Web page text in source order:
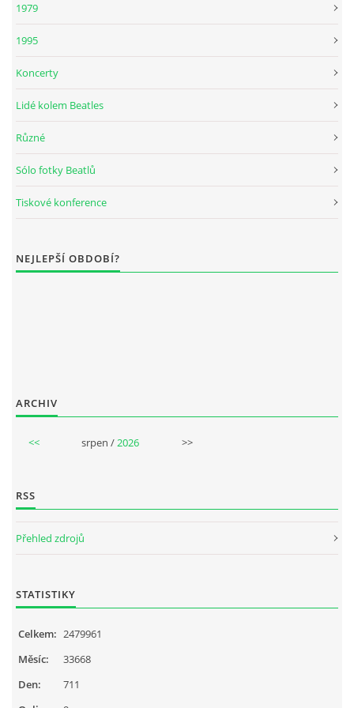
DISKOGRAFIE - BOOTLEGY II
DISKOGRAFIE - BOOTLEGY IV
DISKOGRAFIE - BOOTLEGY VI
NAHRÁVKY PODLE KÓDU
JOHN LENNON - ALBA
PAUL MCCARTNEY - SINGLY
PAUL MCCARTNEY - SINGLY II
PAUL MCCARTNEY - SINGLY III
1979
1995
Koncerty
Lidé kolem Beatles
Různé
Sólo fotky Beatlů
Tiskové konference
NEJLEPŠÍ OBDOBÍ?
ARCHIV
<< srpen /2026 >>
RSS
Přehled zdrojů
STATISTIKY
Celkem: 2479961
Měsíc:
33668
Den:
711